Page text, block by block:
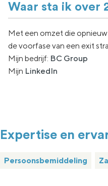
Waar sta ik over
Met een omzet die
de voorfase van een exit
Mijn bedrijf: BC Group
Mijn LinkedIn
Expertise en
Persoonsbemiddeling